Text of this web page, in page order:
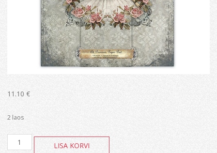
11.10 €
2 laos
Santoro
A4
LISA KORVI